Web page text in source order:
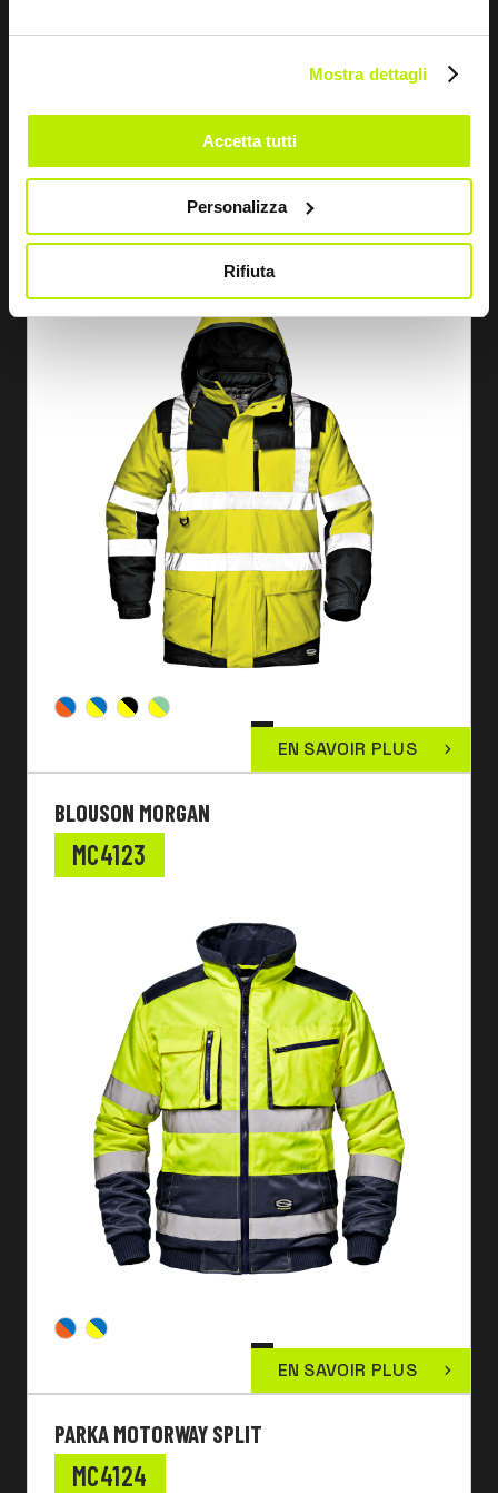
Mostra dettagli
Accetta tutti
Personalizza
Rifiuta
MC4116
EN SAVOIR PLUS
BLOUSON MORGAN
MC4123
EN SAVOIR PLUS
PARKA MOTORWAY SPLIT
MC4124